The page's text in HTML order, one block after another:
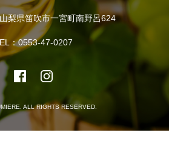
梨県笛吹市一宮町南野呂624
：0553-47-0207
ALL RIGHTS RESERVED.